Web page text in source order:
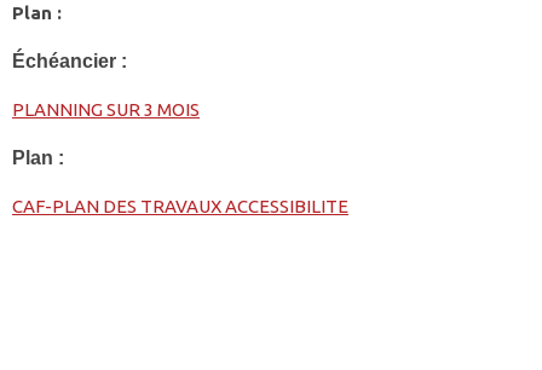
Plan :
Échéancier :
PLANNING SUR 3 MOIS
Plan :
CAF-PLAN DES TRAVAUX ACCESSIBILITE